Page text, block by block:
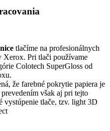
tlačíme na profesionálnych
Xerox. Pri tlači používame
Colotech SuperGloss od
že farebné pokrytie papiera je
však aj pri tejto
tlače, tzv. light 3D